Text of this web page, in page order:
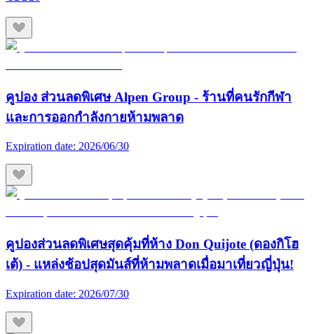
คูปอง ส่วนลดพิเศษ Alpen Group - ร้านที่คนรักกีฬา
และการออกกำลังกายห้ามพลาด
Expiration date: 2026/06/30
คูปองส่วนลดพิเศษสุดคุ้มที่ห้าง Don Quijote (ดองกิโฮ
เต้) - แหล่งช้อปสุดมันส์ที่ห้ามพลาดเมื่อมาเที่ยวญี่ปุ่น!
Expiration date: 2026/07/30